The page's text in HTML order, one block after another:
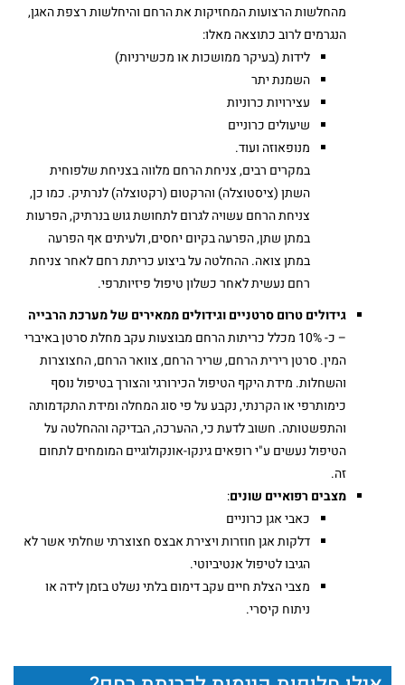
מהחלשות הרצועות המחזיקות את הרחם והיחלשות רצפת האגן,
הנגרמים לרוב כתוצאה מאלו:
לידות (בעיקר ממושכות או מכשירניות)
השמנת יתר
עצירויות כרוניות
שיעולים כרוניים
מנופאוזה ועוד.
במקרים רבים, צניחת הרחם מלווה בצניחת שלפוחית
השתן (ציסטוצלה) והרקטום (רקטוצלה) לנרתיק. כמו כן,
צניחת הרחם עשויה לגרום לתחושת גוש בנרתיק, הפרעות
במתן שתן, הפרעה בקיום יחסים, ולעיתים אף הפרעה
במתן צואה. ההחלטה על ביצוע כריתת רחם לאחר צניחת
רחם נעשית לאחר כשלון טיפול פיזיותרפי.
גידולים טרום סרטניים וגידולים ממאירים של מערכת הרבייה
– כ- 10% מכלל כריתות הרחם מבוצעות עקב מחלת סרטן באיברי
המין. סרטן רירית הרחם, שריר הרחם, צוואר הרחם, החצוצרות
והשחלות. מידת היקף הטיפול הכירורגי והצורך בטיפול נוסף
כימותרפי או הקרנתי, נקבע על פי סוג המחלה ומידת התקדמותה
והתפשטותה. חשוב לדעת כי, ההערכה, הבדיקה וההחלטה על
הטיפול נעשים ע"י רופאים גינקו-אונקולוגיים המומחים לתחום
זה.
מצבים רפואיים שונים:
כאבי אגן כרוניים
דלקות אגן חוזרות ויצירת אבצס חצוצרתי שחלתי אשר לא
הגיבו לטיפול אנטיביוטי.
מצבי הצלת חיים עקב דימום בלתי נשלט בזמן לידה או
ניתוח קיסרי.